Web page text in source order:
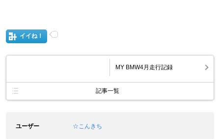
イイね！
MY BMW4月走行記録
記事一覧
ユーザー ☆こんきち